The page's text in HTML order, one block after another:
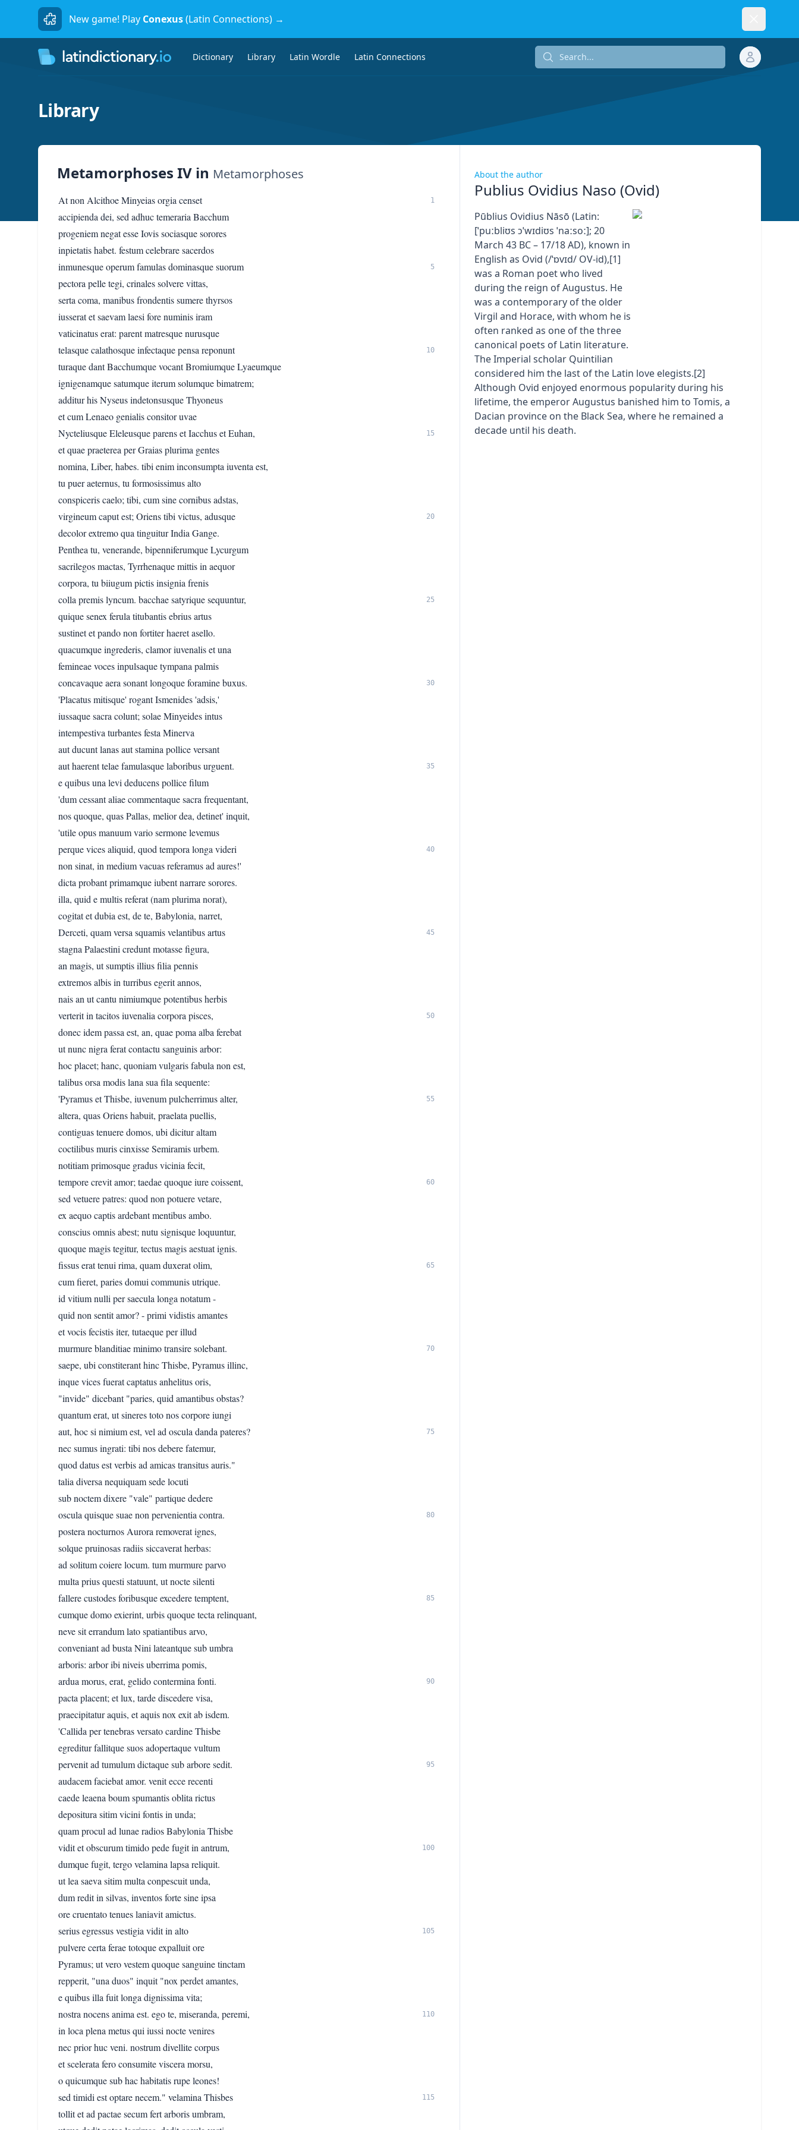
New game! Play Conexus(Latin Connections) →
Dictionary Library Latin Wordle Latin Connections Search...
Library
Metamorphoses IV in Metamorphoses
At non Alcithoe Minyeias orgia censet 1
accipienda dei, sed adhuc temeraria Bacchum
progeniem negat esse Iovis sociasque sorores
inpietatis habet. festum celebrare sacerdos
inmunesque operum famulas dominasque suorum
5
pectora pelle tegi, crinales solvere vittas,
serta coma, manibus frondentis sumere thyrsos
iusserat et saevam laesi fore numinis iram
vaticinatus erat: parent matresque nurusque
telasque calathosque infectaque pensa reponunt
10
turaque dant Bacchumque vocant Bromiumque Lyaeumque
ignigenamque satumque iterum solumque bimatrem;
additur his Nyseus indetonsusque Thyoneus
et cum Lenaeo genialis consitor uvae
Nycteliusque Eleleusque parens et Iacchus et Euhan,
15
et quae praeterea per Graias plurima gentes
nomina, Liber, habes. tibi enim inconsumpta iuventa est,
tu puer aeternus, tu formosissimus alto
conspiceris caelo; tibi, cum sine cornibus adstas,
virgineum caput est; Oriens tibi victus, adusque
20
decolor extremo qua tinguitur India Gange.
Penthea tu, venerande, bipenniferumque Lycurgum
sacrilegos mactas, Tyrrhenaque mittis in aequor
corpora, tu biiugum pictis insignia frenis
colla premis lyncum. bacchae satyrique sequuntur,
25
quique senex ferula titubantis ebrius artus
sustinet et pando non fortiter haeret asello.
quacumque ingrederis, clamor iuvenalis et una
femineae voces inpulsaque tympana palmis
concavaque aera sonant longoque foramine buxus.
30
'Placatus mitisque' rogant Ismenides 'adsis,'
iussaque sacra colunt; solae Minyeides intus
intempestiva turbantes festa Minerva
aut ducunt lanas aut stamina pollice versant
aut haerent telae famulasque laboribus urguent.
35
e quibus una levi deducens pollice filum
'dum cessant aliae commentaque sacra frequentant,
nos quoque, quas Pallas, melior dea, detinet' inquit,
'utile opus manuum vario sermone levemus
perque vices aliquid, quod tempora longa videri
40
non sinat, in medium vacuas referamus ad aures!'
dicta probant primamque iubent narrare sorores.
illa, quid e multis referat (nam plurima norat),
cogitat et dubia est, de te, Babylonia, narret,
Derceti, quam versa squamis velantibus artus
45
stagna Palaestini credunt motasse figura,
an magis, ut sumptis illius filia pennis
extremos albis in turribus egerit annos,
nais an ut cantu nimiumque potentibus herbis
verterit in tacitos iuvenalia corpora pisces,
50
donec idem passa est, an, quae poma alba ferebat
ut nunc nigra ferat contactu sanguinis arbor:
hoc placet; hanc, quoniam vulgaris fabula non est,
talibus orsa modis lana sua fila sequente:
'Pyramus et Thisbe, iuvenum pulcherrimus alter,
55
altera, quas Oriens habuit, praelata puellis,
contiguas tenuere domos, ubi dicitur altam
coctilibus muris cinxisse Semiramis urbem.
notitiam primosque gradus vicinia fecit,
tempore crevit amor; taedae quoque iure coissent,
60
sed vetuere patres: quod non potuere vetare,
ex aequo captis ardebant mentibus ambo.
conscius omnis abest; nutu signisque loquuntur,
quoque magis tegitur, tectus magis aestuat ignis.
fissus erat tenui rima, quam duxerat olim,
65
cum fieret, paries domui communis utrique.
id vitium nulli per saecula longa notatum -
quid non sentit amor? - primi vidistis amantes
et vocis fecistis iter, tutaeque per illud
murmure blanditiae minimo transire solebant.
70
saepe, ubi constiterant hinc Thisbe, Pyramus illinc,
inque vices fuerat captatus anhelitus oris,
"invide" dicebant "paries, quid amantibus obstas?
quantum erat, ut sineres toto nos corpore iungi
aut, hoc si nimium est, vel ad oscula danda pateres?
75
nec sumus ingrati: tibi nos debere fatemur,
quod datus est verbis ad amicas transitus auris."
talia diversa nequiquam sede locuti
sub noctem dixere "vale" partique dedere
oscula quisque suae non pervenientia contra.
80
postera nocturnos Aurora removerat ignes,
solque pruinosas radiis siccaverat herbas:
ad solitum coiere locum. tum murmure parvo
multa prius questi statuunt, ut nocte silenti
fallere custodes foribusque excedere temptent,
85
cumque domo exierint, urbis quoque tecta relinquant,
neve sit errandum lato spatiantibus arvo,
conveniant ad busta Nini lateantque sub umbra
arboris: arbor ibi niveis uberrima pomis,
ardua morus, erat, gelido contermina fonti.
90
pacta placent; et lux, tarde discedere visa,
praecipitatur aquis, et aquis nox exit ab isdem.
'Callida per tenebras versato cardine Thisbe
egreditur fallitque suos adopertaque vultum
pervenit ad tumulum dictaque sub arbore sedit.
95
audacem faciebat amor. venit ecce recenti
caede leaena boum spumantis oblita rictus
depositura sitim vicini fontis in unda;
quam procul ad lunae radios Babylonia Thisbe
vidit et obscurum timido pede fugit in antrum,
100
dumque fugit, tergo velamina lapsa reliquit.
ut lea saeva sitim multa conpescuit unda,
dum redit in silvas, inventos forte sine ipsa
ore cruentato tenues laniavit amictus.
serius egressus vestigia vidit in alto
105
pulvere certa ferae totoque expalluit ore
Pyramus; ut vero vestem quoque sanguine tinctam
repperit, "una duos" inquit "nox perdet amantes,
e quibus illa fuit longa dignissima vita;
nostra nocens anima est. ego te, miseranda, peremi,
110
in loca plena metus qui iussi nocte venires
nec prior huc veni. nostrum divellite corpus
et scelerata fero consumite viscera morsu,
o quicumque sub hac habitatis rupe leones!
sed timidi est optare necem." velamina Thisbes
115
tollit et ad pactae secum fert arboris umbram,
About the author
Publius Ovidius Naso (Ovid)
Pūblius Ovidius Nāsō (Latin:
[ˈpuːbliʊs ɔˈwɪdiʊs ˈnaːsoː]; 20
March 43 BC – 17/18 AD), known in
English as Ovid (/ˈɒvɪd/ OV-id),[1]
was a Roman poet who lived
during the reign of Augustus. He
was a contemporary of the older
Virgil and Horace, with whom he is
often ranked as one of the three
canonical poets of Latin literature.
The Imperial scholar Quintilian
considered him the last of the Latin love elegists.[2]
Although Ovid enjoyed enormous popularity during his
lifetime, the emperor Augustus banished him to Tomis, a
Dacian province on the Black Sea, where he remained a
decade until his death.